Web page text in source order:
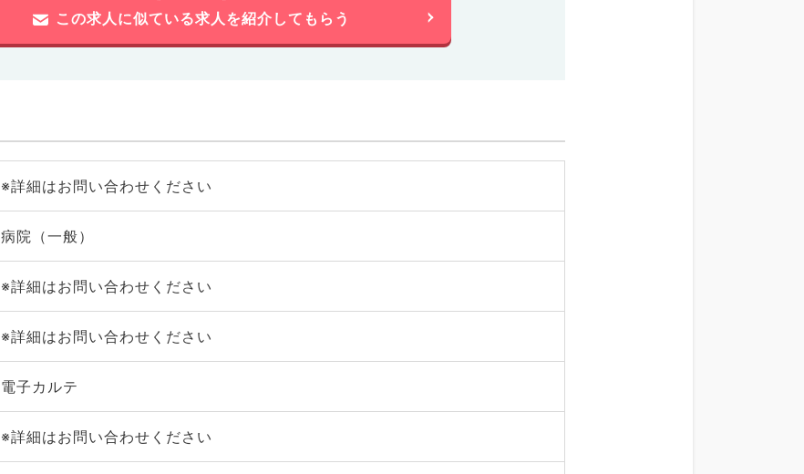
この求人に似ている求人を紹介してもらう
※詳細はお問い合わせください
病院（一般）
※詳細はお問い合わせください
※詳細はお問い合わせください
電子カルテ
※詳細はお問い合わせください